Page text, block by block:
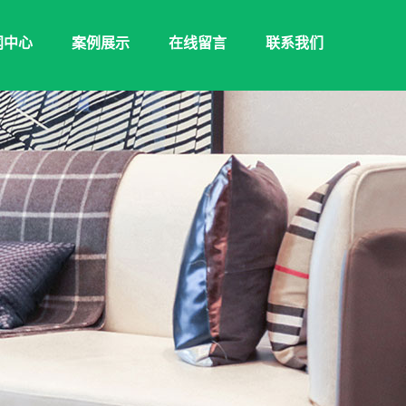
心 案例展示 在线留言 联系我们